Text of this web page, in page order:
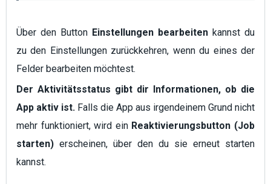
Über den Button Einstellungen bearbeiten kannst du
zu den Einstellungen zurückkehren, wenn du eines der
Felder bearbeiten möchtest.
Der Aktivitätsstatus gibt dir Informationen, ob die
App aktiv ist. Falls die App aus irgendeinem Grund nicht
mehr funktioniert, wird ein Reaktivierungsbutton (Job
starten) erscheinen, über den du sie erneut starten
kannst.